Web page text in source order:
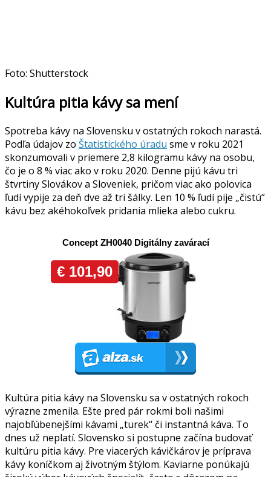
Foto: Shutterstock
Kultúra pitia kávy sa mení
Spotreba kávy na Slovensku v ostatných rokoch narastá.
Podľa údajov zo Štatistického úradu sme v roku 2021
skonzumovali v priemere 2,8 kilogramu kávy na osobu,
čo je o 8 % viac ako v roku 2020. Denne pijú kávu tri
štvrtiny Slovákov a Sloveniek, pričom viac ako polovica
ľudí vypije za deň dve až tri šálky. Len 10 % ľudí pije „čistú“
kávu bez akéhokoľvek pridania mlieka alebo cukru.
Kultúra pitia kávy na Slovensku sa v ostatných rokoch
výrazne zmenila. Ešte pred pár rokmi boli našimi
najobľúbenejšími kávami „turek“ či instantná káva. To
dnes už neplatí. Slovensko si postupne začína budovať
kultúru pitia kávy. Pre viacerých kávičkárov je príprava
kávy koníčkom aj životným štýlom. Kaviarne ponúkajú